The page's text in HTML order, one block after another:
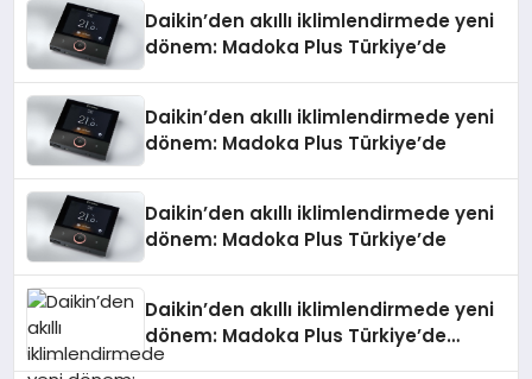
Daikin’den akıllı iklimlendirmede yeni
dönem: Madoka Plus Türkiye’de
Daikin’den akıllı iklimlendirmede yeni
dönem: Madoka Plus Türkiye’de
Daikin’den akıllı iklimlendirmede yeni
dönem: Madoka Plus Türkiye’de
Daikin’den akıllı iklimlendirmede yeni
dönem: Madoka Plus Türkiye’de
Daikin’in kullanıcı dostu tasarımıyla